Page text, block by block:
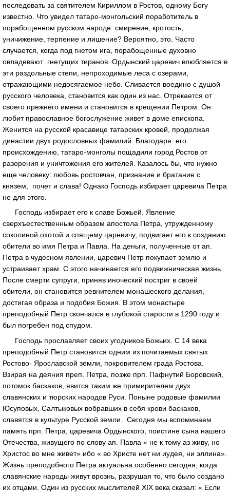
последовать за святителем Кириллом в Ростов, одному Богу
известно. Что увидел татаро-монгольский поработитель в
порабощенном русском народе: смирение, кротость,
уничижение, терпение и лишение? Вероятно, это. Часто
случается, когда под гнетом ига, порабощенные духовно
овладевают гнетущих тиранов. Ордынский царевич влюбляется в
эти раздольные степи, непроходимые леса с озерами,
отражающими недосягаемое небо. Сливается воедино с душой
русского человека, становится как один из нас. Отрекается от
своего прежнего имени и становится в крещении Петром. Он
любит православное богослужение живет в доме епископа.
Женится на русской красавице татарских кровей, продолжая
династии двух родословных фамилий. Благодаря его
происхождению, татаро-монголы пощадили город Ростов от
разорения и уничтожения его жителей. Казалось бы, что нужно
еще человеку: любовь ростовчан, признание и братание с
князем, почет и слава! Однако Господь избирает царевича Петра
не для этого.
Господь избирает его к славе Божьей. Явление
сверхъестественным образом апостола Петра, утружденному
соколиной охотой и спящему царевичу, подвигает его к созданию
обители во имя Петра и Павла. На деньги, полученные от ап.
Петра в чудесном явлении, царевич Петр покупает землю и
устраивает храм. С этого начинается его подвижническая жизнь.
После смерти супруги, приняв иноческий постриг в своей
обители, он становится ревнителем монашеского делания,
достигая образа и подобия Божия. В этом монастыре
преподобный Петр скончался в глубокой старости в 1290 году и
был погребен под спудом.
Господь прославляет своих угодников Божьих. С 14 века
преподобный Петр становится одним из почитаемых святых
Ростово- Ярославской земли, покровителем града Ростова.
Взирая на деяния преп. Петра, позже прп. Пафнутий Боровский,
потомок баскаков, явится таким же примирителем двух
славянских и тюрских народов Руси. Поныне родовые фамилии
Юсуповых, Салтыковых вобравших в себя крови баскаков,
славятся в культуре Русской земли. Сегодня мы вспоминаем
память прп. Петра, царевича Ордынского, поистине сына нашего
Отечества, живущего по слову ап. Павла « не к тому аз живу, но
Христос во мне живет» ибо « во Христе нет ни иудея, ни эллина».
Жизнь преподобного Петра актуальна особенно сегодня, когда
славянские народы живут врознь, разрушая то, что было создано
их отцами. Один из русских мыслителей ХIХ века сказал: « Если